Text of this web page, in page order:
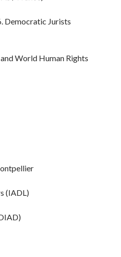
Democratic Jurists
World Human Rights
(IADL)